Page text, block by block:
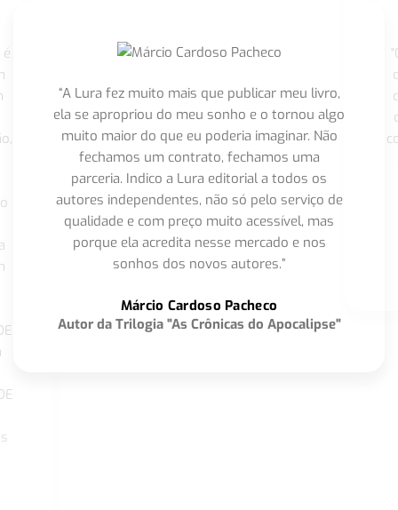
“A Lura fez muito mais que publicar meu livro,
ela se apropriou do meu sonho e o tornou algo
muito maior do que eu poderia imaginar. Não
fechamos um contrato, fechamos uma
parceria. Indico a Lura editorial a todos os
autores independentes, não só pelo serviço de
qualidade e com preço muito acessível, mas
porque ela acredita nesse mercado e nos
sonhos dos novos autores.”
Márcio Cardoso Pacheco
Autor da Trilogia "As Crônicas do Apocalipse"